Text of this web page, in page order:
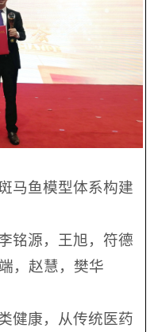
马鱼模型体系构建
铭源，王旭，符德
，赵慧，樊华
健康，从传统医药